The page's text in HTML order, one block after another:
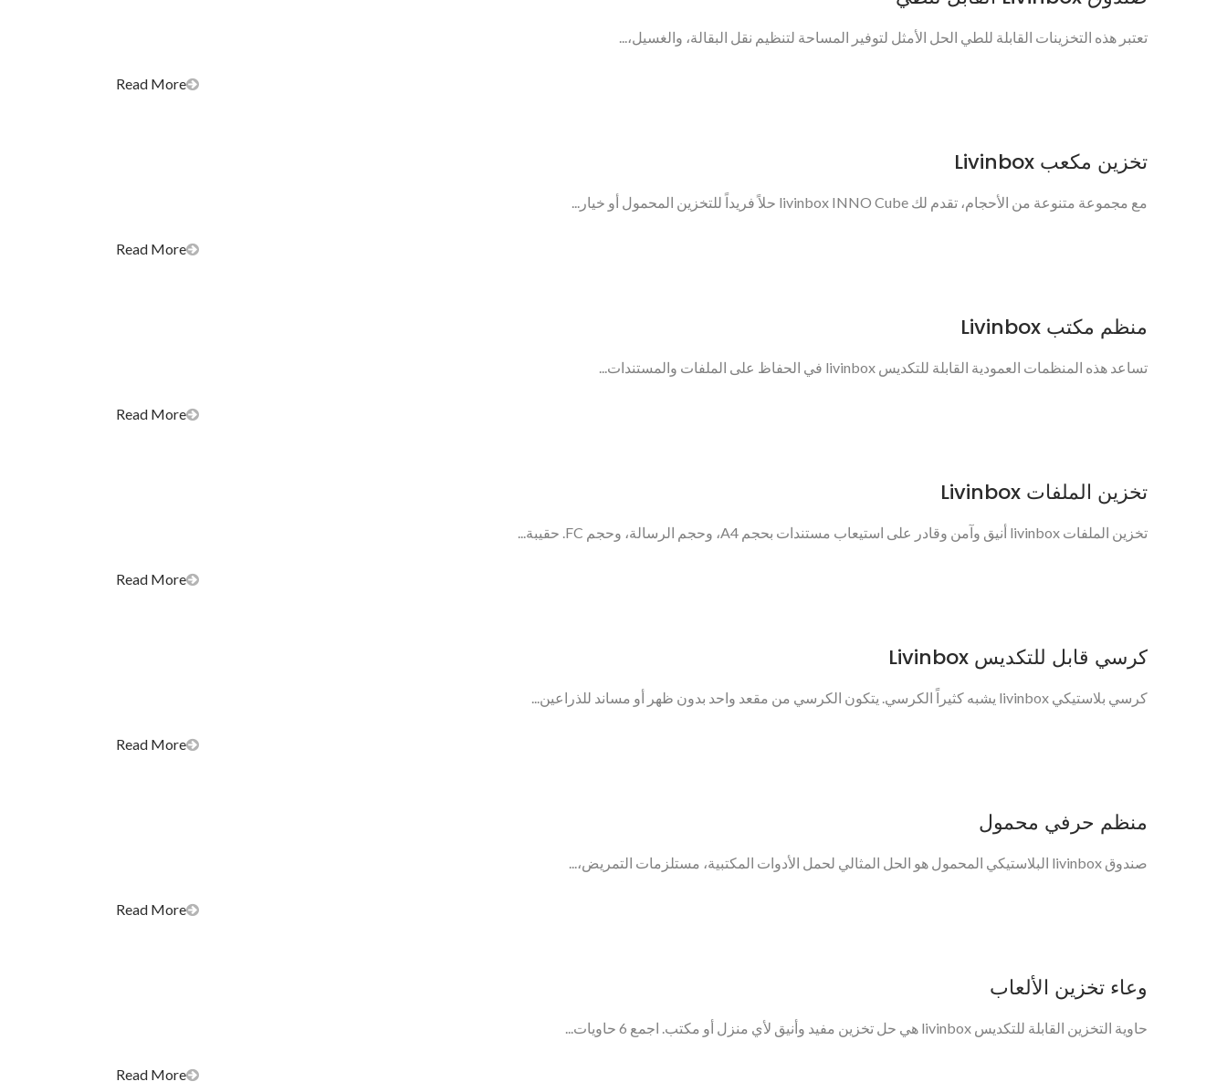
تعتبر هذه التخزينات القابلة للطي الحل الأمثل لتوفير المساحة لتنظيم نقل البقالة، والغسيل،...
Read More
تخزين مكعب Livinbox
مع مجموعة متنوعة من الأحجام، تقدم لك livinbox INNO Cube حلاً فريداً للتخزين المحمول أو خيار...
Read More
منظم مكتب Livinbox
تساعد هذه المنظمات العمودية القابلة للتكديس livinbox في الحفاظ على الملفات والمستندات...
Read More
تخزين الملفات Livinbox
تخزين الملفات livinbox أنيق وآمن وقادر على استيعاب مستندات بحجم A4، وحجم الرسالة، وحجم FC. حقيبة...
Read More
كرسي قابل للتكديس Livinbox
كرسي بلاستيكي livinbox يشبه كثيراً الكرسي. يتكون الكرسي من مقعد واحد بدون ظهر أو مساند للذراعين...
Read More
منظم حرفي محمول
صندوق livinbox البلاستيكي المحمول هو الحل المثالي لحمل الأدوات المكتبية، مستلزمات التمريض،...
Read More
وعاء تخزين الألعاب
حاوية التخزين القابلة للتكديس livinbox هي حل تخزين مفيد وأنيق لأي منزل أو مكتب. اجمع 6 حاويات...
Read More